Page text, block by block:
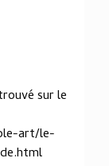
sur le
art/le-